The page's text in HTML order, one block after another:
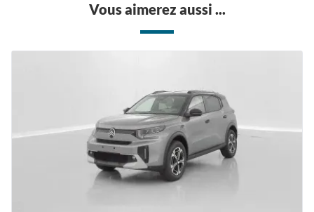
Vous aimerez aussi ...